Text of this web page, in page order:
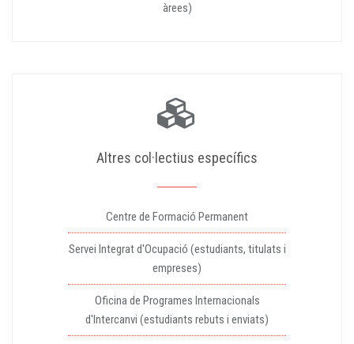
àrees)
Altres col·lectius específics
Centre de Formació Permanent
Servei Integrat d'Ocupació (estudiants, titulats i
empreses)
Oficina de Programes Internacionals
d'Intercanvi (estudiants rebuts i enviats)